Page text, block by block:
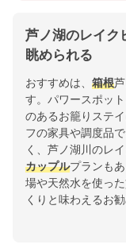
芦ノ湖のレイク
眺められる
おすすめは、 箱根
す。パワースポッ
のあるお籠りステ
フの家具や調度品
く、芦ノ湖川のレ
カップルプランも
場や天然水を使っ
くりと味わえるお